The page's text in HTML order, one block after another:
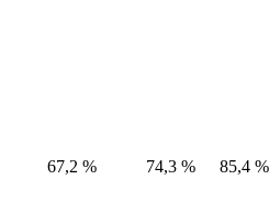
67,2 % 74,3 % 85,4 %